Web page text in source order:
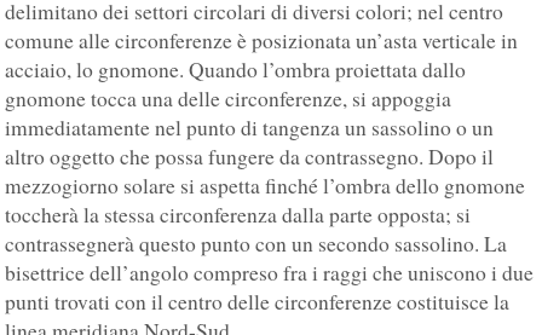
delimitano dei settori circolari di diversi colori; nel centro
comune alle circonferenze è posizionata un’asta verticale in
acciaio, lo gnomone. Quando l’ombra proiettata dallo
gnomone tocca una delle circonferenze, si appoggia
immediatamente nel punto di tangenza un sassolino o un
altro oggetto che possa fungere da contrassegno. Dopo il
mezzogiorno solare si aspetta finché l’ombra dello gnomone
toccherà la stessa circonferenza dalla parte opposta; si
contrassegnerà questo punto con un secondo sassolino. La
bisettrice dell’angolo compreso fra i raggi che uniscono i due
punti trovati con il centro delle circonferenze costituisce la